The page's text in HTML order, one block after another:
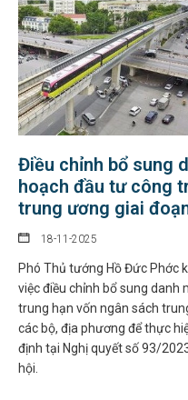
Điều chỉnh bổ sung
hoạch đầu tư công
trung ương giai
18-11-2025
Phó Thủ tướng Hồ Đức Phớc
việc điều chỉnh bổ sung danh
trung hạn vốn ngân sách
các bộ, địa phương để thực
định tại Nghị quyết số 93/
hội.